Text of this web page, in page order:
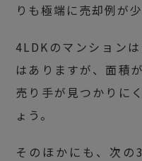
りも極端に売却例が
4LDKのマンション
はありますが、面積
売り手が見つかりに
ょう。
そのほかにも、次の